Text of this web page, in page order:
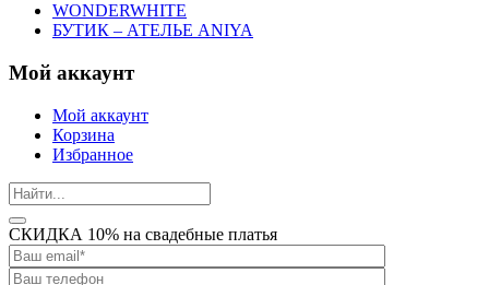
WONDERWHITE
БУТИК – АТЕЛЬЕ ANIYA
Мой аккаунт
Мой аккаунт
Корзина
Избранное
СКИДКА 10% на свадебные платья